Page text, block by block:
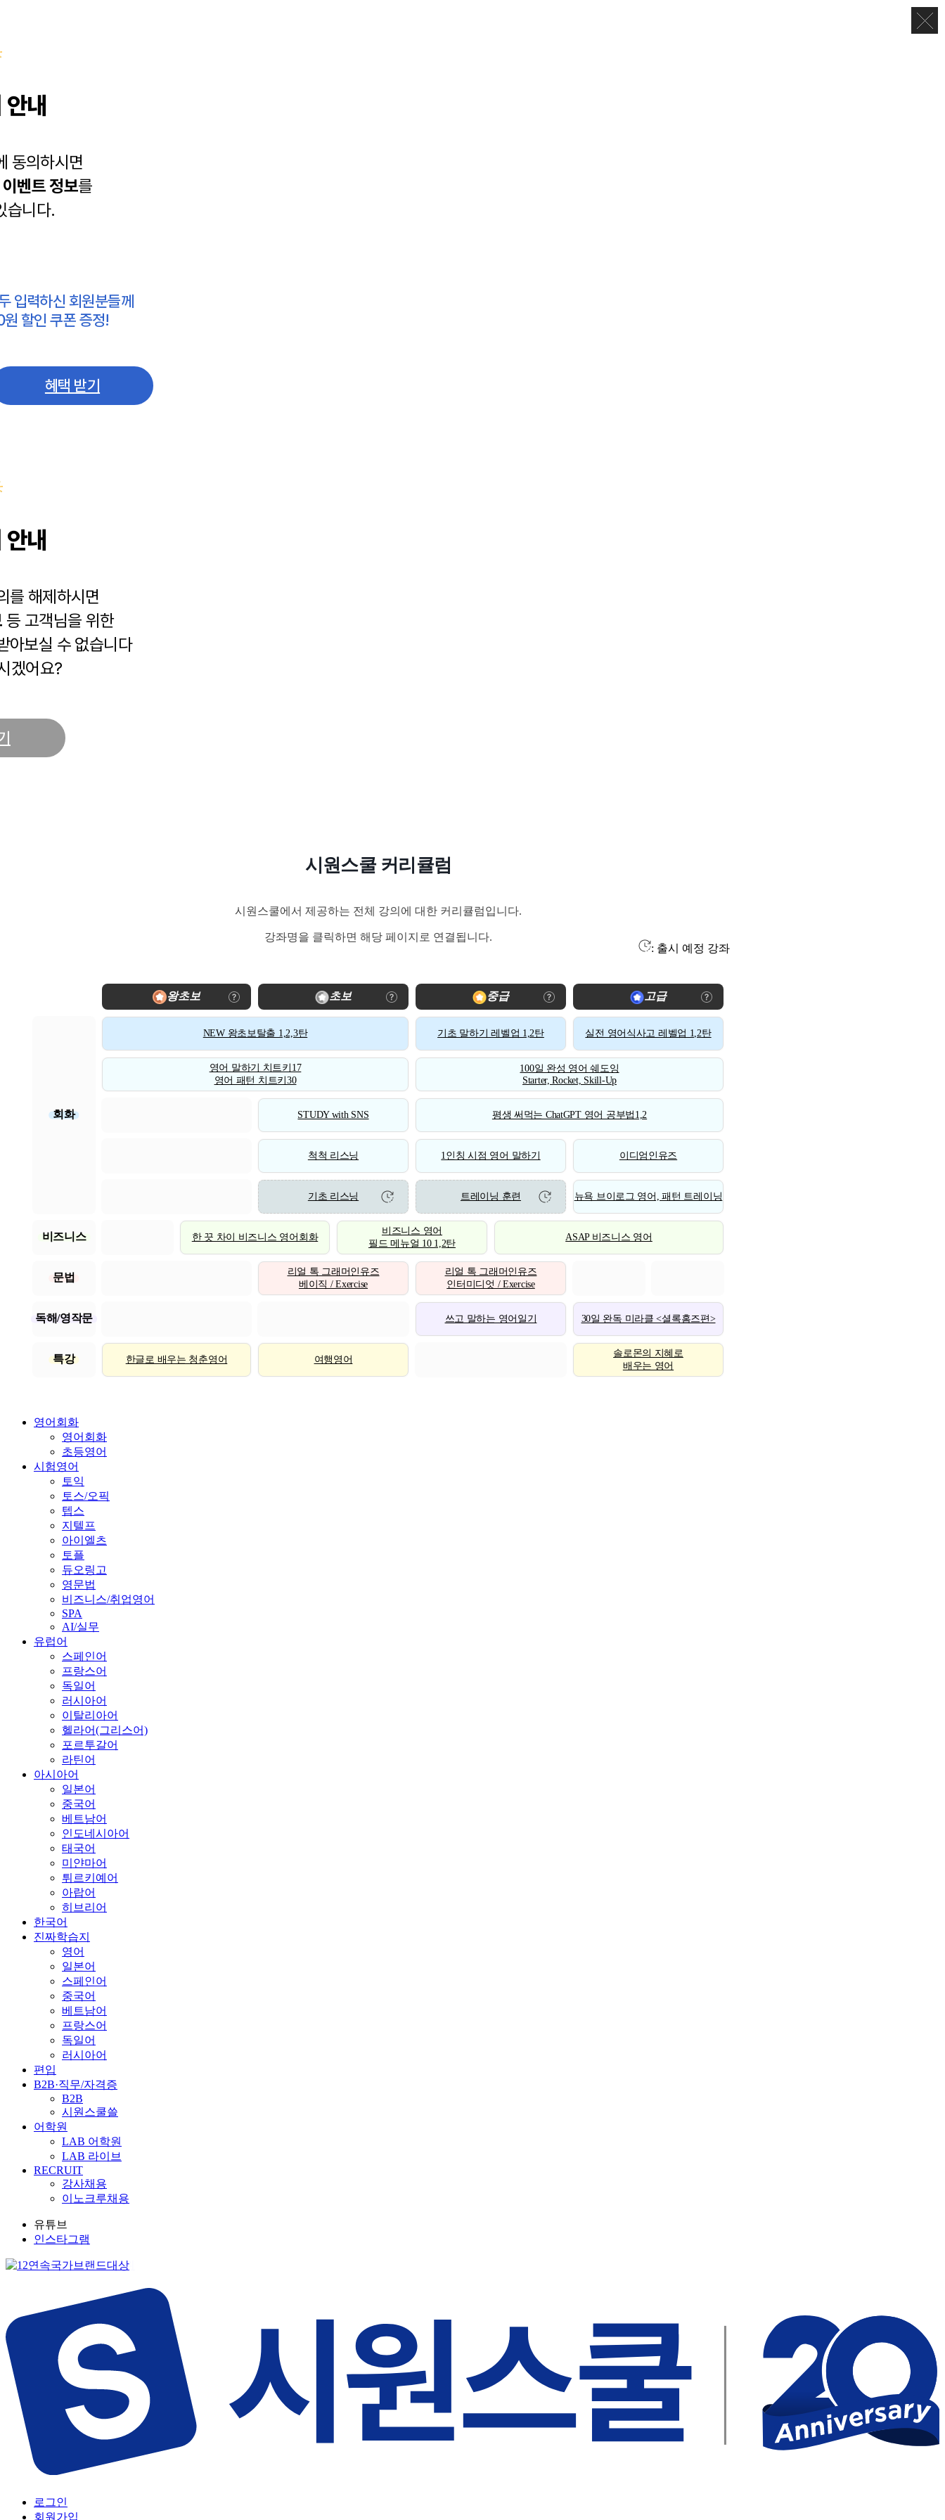
내
동의하시면
이벤트 정보를
습니다.
입력하신 회원분들께
할인 쿠폰 증정!
혜택 받기
내
를 해제하시면
등 고객님을 위한
아보실 수 없습니다
겠어요?
시원스쿨 커리큘럼
시원스쿨에서 제공하는 전체 강의에 대한 커리큘럼입니다.
강좌명을 클릭하면 해당 페이지로 연결됩니다.
: 출시 예정 강좌
왕초보 초보 중급 고급
회화
NEW 왕초보탈출 1,2,3탄 기초 말하기 레벨업 1,2탄 실전 영어식사고 레벨업 1,2탄
영어 말하기 치트키17
영어 패턴 치트키30
100일 완성 영어 쉐도잉
Starter, Rocket, Skill-Up
STUDY with SNS 평생 써먹는 ChatGPT 영어 공부법1,2
척척 리스닝 1인칭 시점 영어 말하기 이디엄인유즈
기초 리스닝 트레이닝 훈련 뉴욕 브이로그 영어, 패턴 트레이닝
비즈니스 한 끗 차이 비즈니스 영어회화
비즈니스 영어
필드 메뉴얼 10 1,2탄
ASAP 비즈니스 영어
문법
리얼 톡 그래머인유즈
베이직 / Exercise
리얼 톡 그래머인유즈
인터미디엇 / Exercise
독해/영작문 쓰고 말하는 영어일기 30일 완독 미라클 <셜록홈즈편>
특강 한글로 배우는 청춘영어 여행영어
솔로몬의 지혜로
배우는 영어
영어회화
영어회화
초등영어
시험영어
토익
토스/오픽
텝스
지텔프
아이엘츠
토플
듀오링고
영문법
비즈니스/취업영어
SPA
AI/실무
유럽어
스페인어
프랑스어
독일어
러시아어
이탈리아어
헬라어(그리스어)
포르투갈어
라틴어
아시아어
일본어
중국어
베트남어
인도네시아어
태국어
미얀마어
튀르키예어
아랍어
히브리어
한국어
진짜학습지
영어
일본어
스페인어
중국어
베트남어
프랑스어
독일어
러시아어
편입
B2B·직무/자격증
B2B
시원스쿨쓸
어학원
LAB 어학원
LAB 라이브
RECRUIT
강사채용
이노크루채용
유튜브
인스타그램
로그인
회원가입